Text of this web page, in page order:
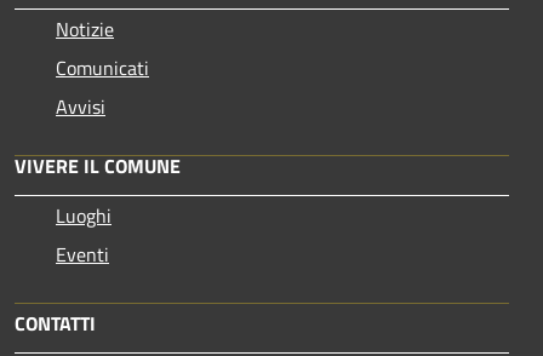
Notizie
Comunicati
Avvisi
VIVERE IL COMUNE
Luoghi
Eventi
CONTATTI